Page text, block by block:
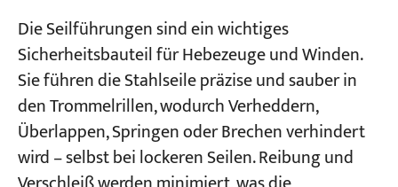
Die Seilführungen sind ein wichtiges
Sicherheitsbauteil für Hebezeuge und Winden.
Sie führen die Stahlseile präzise und sauber in
den Trommelrillen, wodurch Verheddern,
Überlappen, Springen oder Brechen verhindert
wird – selbst bei lockeren Seilen. Reibung und